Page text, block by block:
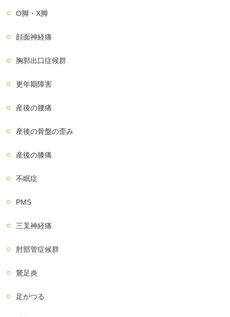
О脚・X脚
顔面神経痛
胸郭出口症候群
更年期障害
産後の腰痛
産後の骨盤の歪み
産後の膝痛
不眠症
PMS
三叉神経痛
肘部管症候群
鵞足炎
足がつる